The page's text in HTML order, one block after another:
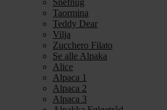
Snefnug
Taormina
Teddy Dear
Vilja
Zucchero Filato
Se alle Alpaka
Alice
Alpaca 1
Alpaca 2
Alpaca 3